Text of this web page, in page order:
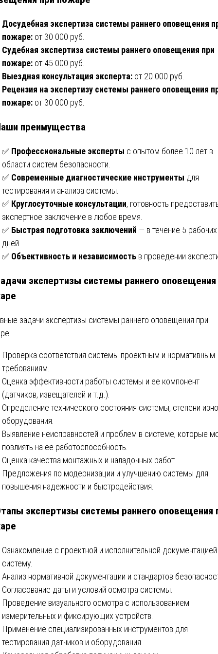
Досудебная экспертиза системы раннего оповещения
пожаре: от 30 000 руб.
Судебная экспертиза системы раннего оповещения при
пожаре: от 45 000 руб.
Выездная консультация эксперта: от 20 000 руб.
Рецензия на экспертизу системы раннего оповещения
пожаре: от 30 000 руб.
преимущества
✅ Профессиональные эксперты с опытом более 10 лет в
области систем безопасности.
✅ Современные диагностические инструменты для
тестирования и анализа системы.
✅ Круглосуточные консультации, готовность
экспертное заключение в любое время.
✅ Быстрая подготовка заключений — в течение 5 рабочих
дней.
✅ Объективность и независимость в проведении
экспертизы системы раннего оповещения
задачи экспертизы системы раннего оповещения при
Проверка соответствия системы проектным и нормативным
требованиям.
Оценка эффективности работы системы и ее компонент
(датчиков, извещателей и т.д.).
Определение технического состояния системы, степени
оборудования.
Выявление неисправностей и проблем в системе, которые
повлиять на ее работоспособность.
Оценка качества монтажных и наладочных работ.
Предложения по модернизации и улучшению системы для
повышения надежности и быстродействия.
экспертизы системы раннего оповещения
Ознакомление с проектной и исполнительной
систему.
Анализ нормативной документации и стандартов
Согласование даты и условий осмотра системы.
Проведение визуального осмотра с использованием
измерительных и фиксирующих устройств.
Применение специализированных инструментов для
тестирования датчиков и оборудования.